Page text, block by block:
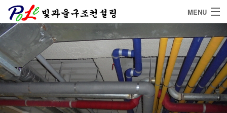
MENU
Service
Project
연구실적